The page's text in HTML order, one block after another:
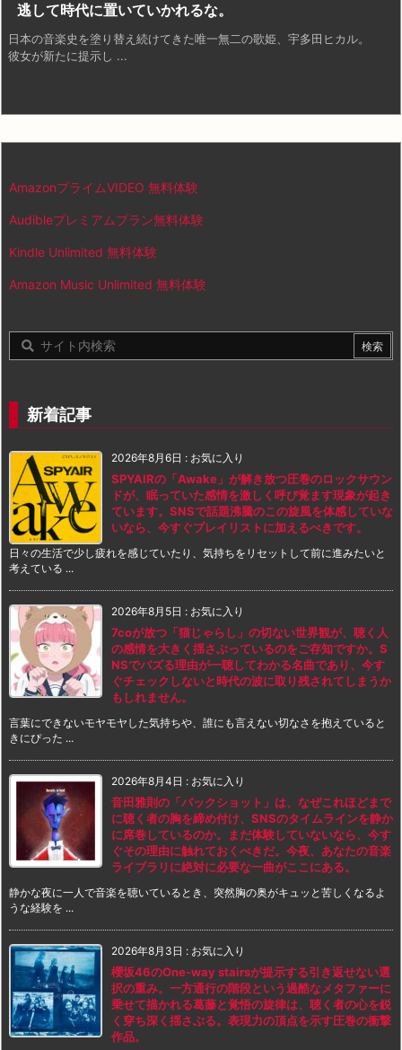
逃して時代に置いていかれるな。
日本の音楽史を塗り替え続けてきた唯一無二の歌姫、宇多田ヒカル。
彼女が新たに提示し ...
AmazonプライムVIDEO 無料体験
Audibleプレミアムプラン無料体験
Kindle Unlimited 無料体験
Amazon Music Unlimited 無料体験
新着記事
2026年8月6日 : お気に入り
SPYAIRの「Awake」が解き放つ圧巻のロックサウン
ドが、眠っていた感情を激しく呼び覚ます現象が起き
ています。SNSで話題沸騰のこの旋風を体感していな
いなら、今すぐプレイリストに加えるべきです。
日々の生活で少し疲れを感じていたり、気持ちをリセットして前に進みたいと
考えている ...
2026年8月5日 : お気に入り
7coが放つ「猫じゃらし」の切ない世界観が、聴く人
の感情を大きく揺さぶっているのをご存知ですか。S
NSでバズる理由が一聴してわかる名曲であり、今す
ぐチェックしないと時代の波に取り残されてしまうか
もしれません。
言葉にできないモヤモヤした気持ちや、誰にも言えない切なさを抱えていると
きにぴった ...
2026年8月4日 : お気に入り
音田雅則の「バックショット」は、なぜこれほどまで
に聴く者の胸を締め付け、SNSのタイムラインを静か
に席巻しているのか。まだ体験していないなら、今す
ぐその理由に触れておくべきだ。今夜、あなたの音楽
ライブラリに絶対に必要な一曲がここにある。
静かな夜に一人で音楽を聴いているとき、突然胸の奥がキュッと苦しくなるよ
うな経験を ...
2026年8月3日 : お気に入り
櫻坂46のOne-way stairsが提示する引き返せない選
択の重み。一方通行の階段という過酷なメタファーに
乗せて描かれる葛藤と覚悟の旋律は、聴く者の心を鋭
く穿ち深く揺さぶる。表現力の頂点を示す圧巻の衝撃
作品。